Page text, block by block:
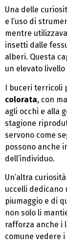
Una delle
e l’uso di
mentre
insetti dalle
alberi. Questa
un elevato
I buceri terricoli
colorata, con
agli occhi e alla
stagione
servono come
possono anche
dell’individuo.
Un’altra
uccelli dedicano
piumaggio e di
non solo li
rafforza anche i
comune vedere